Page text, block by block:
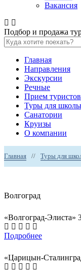
Вакансия
Подбор и продажа
Главная
Направления
Экскурсии
Речные
Прием
Туры для
Санатории
Круизы
О компании
Главная // Туры для
Волгоград
«Волгоград-
Подробнее
«Царицын-